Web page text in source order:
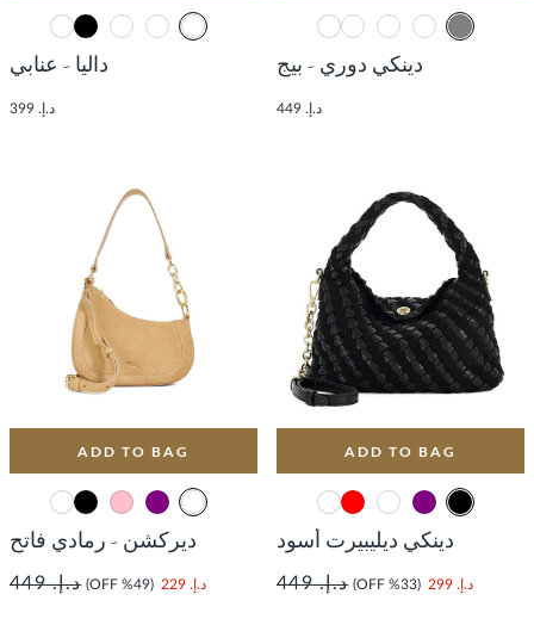
دينكي دوري - بيج
د.إ. 449
داليا - عنابي
د.إ. 399
ADD TO BAG
دينكي ديليبيرت أسود
د.إ. 299 (33% OFF) د.إ. 449
ADD TO BAG
ديركشن - رمادي فاتح
د.إ. 229 (49% OFF) د.إ. 449